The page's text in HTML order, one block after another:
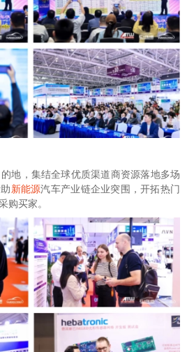
地，集结全球优质渠道商资源落地多场
新能源汽车产业链企业突围，开拓热门
购买家。